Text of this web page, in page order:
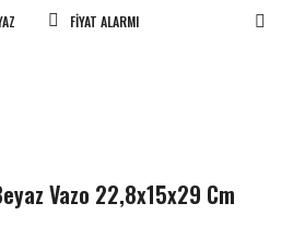
FIYAT ALARMI
Vazo 22,8x15x29 Cm